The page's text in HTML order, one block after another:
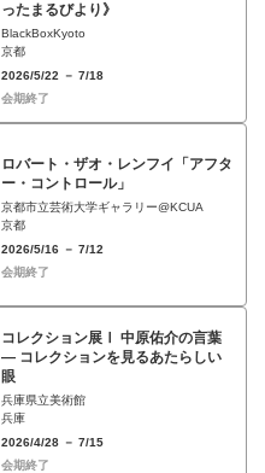
ったまるびより》
BlackBoxKyoto
京都
2026/5/22 － 7/18
会期終了
ロバート・ザオ・レンフイ「アフタ
ー・コントロール」
京都市立芸術大学ギャラリー@KCUA
京都
2026/5/16 － 7/12
会期終了
コレクション展Ⅰ 中原佑介の言葉
― コレクションを見るあたらしい
眼
兵庫県立美術館
兵庫
2026/4/28 － 7/15
会期終了